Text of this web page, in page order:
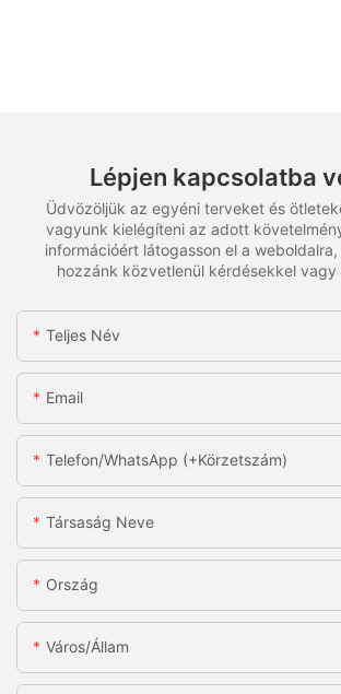
Lépjen kapcsolatba
Üdvözöljük az egyéni terveket és
vagyunk kielégíteni az adott
információért látogasson el a
hozzánk közvetlenül kérdésekkel vagy
Teljes Név
Email
Telefon/WhatsApp (+körzetszám)
Társaság Neve
Ország
Város/állam